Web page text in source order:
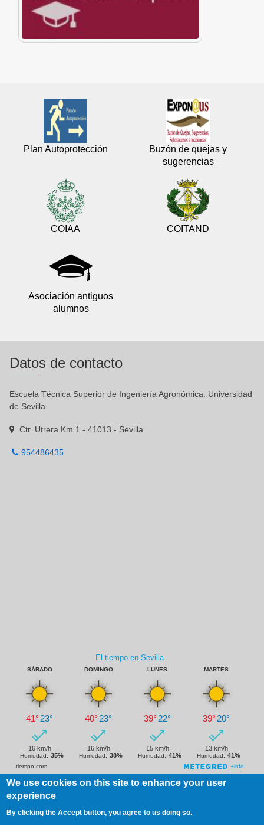
Plan Autoprotección
Buzón de quejas y
sugerencias
COIAA COITAND
Asociación antiguos
alumnos
Datos de contacto
Escuela Técnica Superior de Ingeniería Agronómica. Universidad
de Sevilla
Ctr. Utrera Km 1 - 41013 - Sevilla
954486435
Footer
Aviso Legal
We use cookies on this site to enhance your user
experience
By clicking the Accept button, you agree to us doing so.